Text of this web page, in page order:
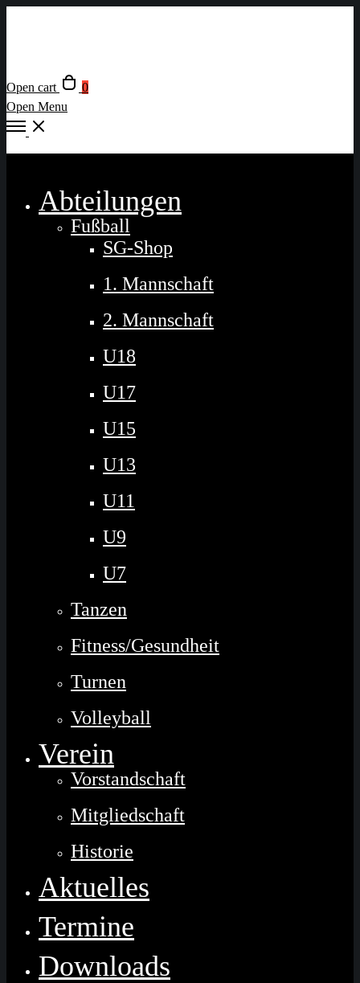
Open cart
0
Open Menu
Abteilungen
Fußball
SG-Shop
1. Mannschaft
2. Mannschaft
U18
U17
U15
U13
U11
U9
U7
Tanzen
Fitness/Gesundheit
Turnen
Volleyball
Verein
Vorstandschaft
Mitgliedschaft
Historie
Aktuelles
Termine
Downloads